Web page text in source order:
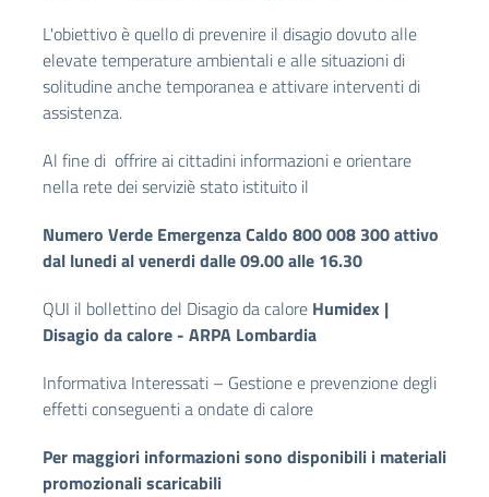
L'obiettivo è quello di prevenire il disagio dovuto alle
elevate temperature ambientali e alle situazioni di
solitudine anche temporanea e attivare interventi di
assistenza.
Al fine di offrire ai cittadini informazioni e orientare
nella rete dei serviziè stato istituito il
Numero Verde Emergenza Caldo 800 008 300attivo
dal lunedi al venerdi dalle 09.00 alle 16.30
QUI il bollettino del Disagio da calore Humidex |
Disagio da calore - ARPA Lombardia
Informativa Interessati – Gestione e prevenzione degli
effetti conseguenti a ondate di calore
Per maggiori informazioni sono disponibili i materiali
promozionali scaricabili